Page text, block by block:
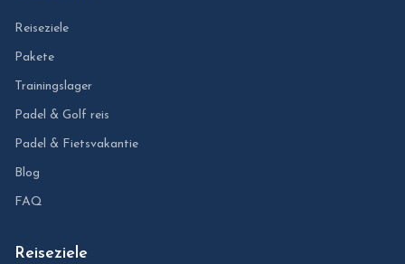
Reiseziele
Pakete
Trainingslager
Padel & Golf reis
Padel & Fietsvakantie
Blog
FAQ
Reiseziele